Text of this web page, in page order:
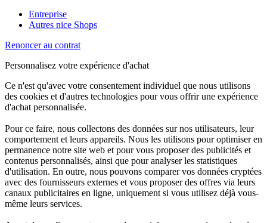
Entreprise
Autres nice Shops
Renoncer au contrat
Personnalisez votre expérience d'achat
Ce n'est qu'avec votre consentement individuel que nous utilisons
des cookies et d'autres technologies pour vous offrir une expérience
d'achat personnalisée.
Pour ce faire, nous collectons des données sur nos utilisateurs, leur
comportement et leurs appareils. Nous les utilisons pour optimiser en
permanence notre site web et pour vous proposer des publicités et
contenus personnalisés, ainsi que pour analyser les statistiques
d'utilisation. En outre, nous pouvons comparer vos données cryptées
avec des fournisseurs externes et vous proposer des offres via leurs
canaux publicitaires en ligne, uniquement si vous utilisez déjà vous-
même leurs services.